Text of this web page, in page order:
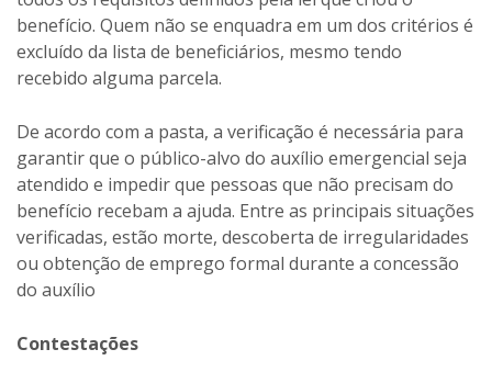
benefício. Quem não se enquadra em um dos critérios é
excluído da lista de beneficiários, mesmo tendo
recebido alguma parcela.
De acordo com a pasta, a verificação é necessária para
garantir que o público-alvo do auxílio emergencial seja
atendido e impedir que pessoas que não precisam do
benefício recebam a ajuda. Entre as principais situações
verificadas, estão morte, descoberta de irregularidades
ou obtenção de emprego formal durante a concessão
do auxílio
Contestações